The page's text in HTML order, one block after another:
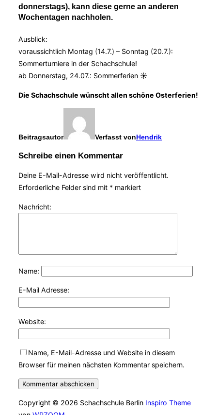
donnerstags), kann diese gerne an anderen
Wochentagen nachholen.
Ausblick:
voraussichtlich Montag (14.7.) – Sonntag (20.7.):
Sommerturniere in der Schachschule!
ab Donnerstag, 24.07.: Sommerferien ☀️
Die Schachschule wünscht allen schöne Osterferien!
Beitragsautor Verfasst vonHendrik
Schreibe einen Kommentar
Deine E-Mail-Adresse wird nicht veröffentlicht.
Erforderliche Felder sind mit * markiert
Nachricht:
Name:
E-Mail Adresse:
Website:
Name, E-Mail-Adresse und Website in diesem
Browser für meinen nächsten Kommentar speichern.
Copyright © 2026 Schachschule Berlin Inspiro Theme